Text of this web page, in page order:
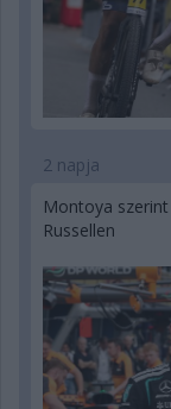
2 napja
Montoya
Russellen